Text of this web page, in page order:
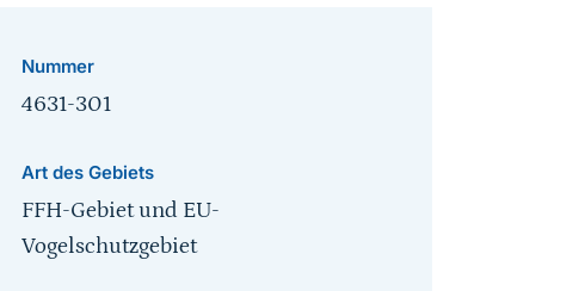
Nummer
4631-301
Art des Gebiets
FFH-Gebiet und EU-
Vogelschutzgebiet